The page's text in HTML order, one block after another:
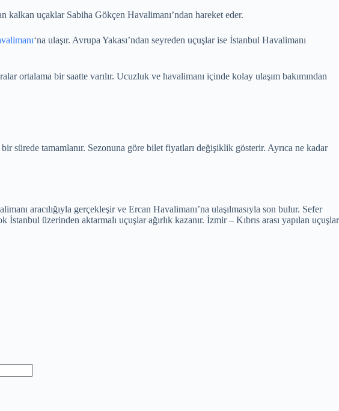
kalkan uçaklar Sabiha Gökçen Havalimanı’ndan hareket eder.
‘na ulaşır. Avrupa Yakası’ndan seyreden uçuşlar ise İstanbul Havalimanı
ortalama bir saatte varılır. Ucuzluk ve havalimanı içinde kolay ulaşım bakımından
sürede tamamlanır. Sezonuna göre bilet fiyatları değişiklik gösterir. Ayrıca ne kadar
aracılığıyla gerçekleşir ve Ercan Havalimanı’na ulaşılmasıyla son bulur. Sefer
üzerinden aktarmalı uçuşlar ağırlık kazanır. İzmir – Kıbrıs arası yapılan uçuşlar